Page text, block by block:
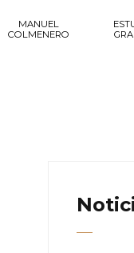
MANUEL
COLMENERO